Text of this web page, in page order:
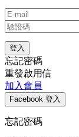
忘記密碼
重發啟用信
加入會員
忘記密碼